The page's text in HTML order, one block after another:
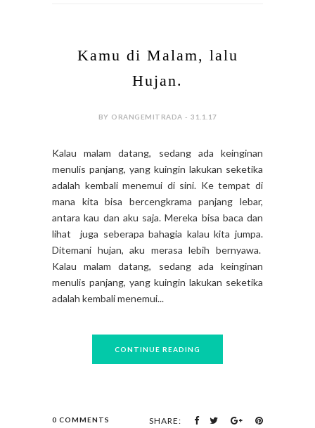
Kamu di Malam, lalu
Hujan.
BY ORANGEMITRADA - 31.1.17
Kalau malam datang, sedang ada keinginan
menulis panjang, yang kuingin lakukan seketika
adalah kembali menemui di sini. Ke tempat di
mana kita bisa bercengkrama panjang lebar,
antara kau dan aku saja. Mereka bisa baca dan
lihat juga seberapa bahagia kalau kita jumpa.
Ditemani hujan, aku merasa lebih bernyawa.
Kalau malam datang, sedang ada keinginan
menulis panjang, yang kuingin lakukan seketika
adalah kembali menemui...
CONTINUE READING
0 COMMENTS SHARE: